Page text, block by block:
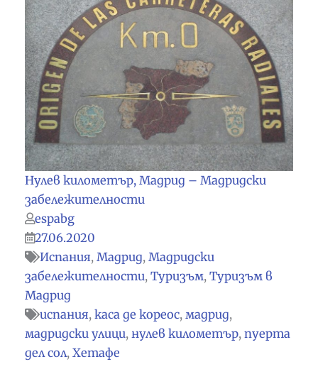
Нулев километър, Мадрид – Мадридски
забележителности
espabg
27.06.2020
Испания, Мадрид, Мадридски
забележителности, Туризъм, Туризъм в
Мадрид
испания, каса де кореос, мадрид,
мадридски улици, нулев километър, пуерта
дел сол, Хетафе